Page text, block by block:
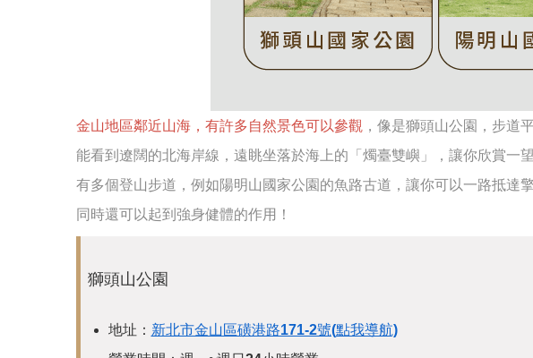
金山地區鄰近山海，有許多自然景色可以參觀 ，像是獅頭山公園，步道
能看到遼闊的北海岸線，遠眺坐落於海上的「燭臺雙嶼」，讓你欣賞一
有多個登山步道，例如陽明山國家公園的魚路古道，讓你可以一路抵達
同時還可以起到強身健體的作用！
獅頭山公園
地址： 新北市金山區磺港路171-2號(點我導航)